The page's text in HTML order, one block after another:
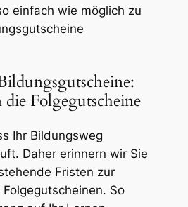
einfach wie möglich zu
Folgegutscheine
Ihr Bildungsweg
Daher erinnern wir Sie
Fristen zur
So